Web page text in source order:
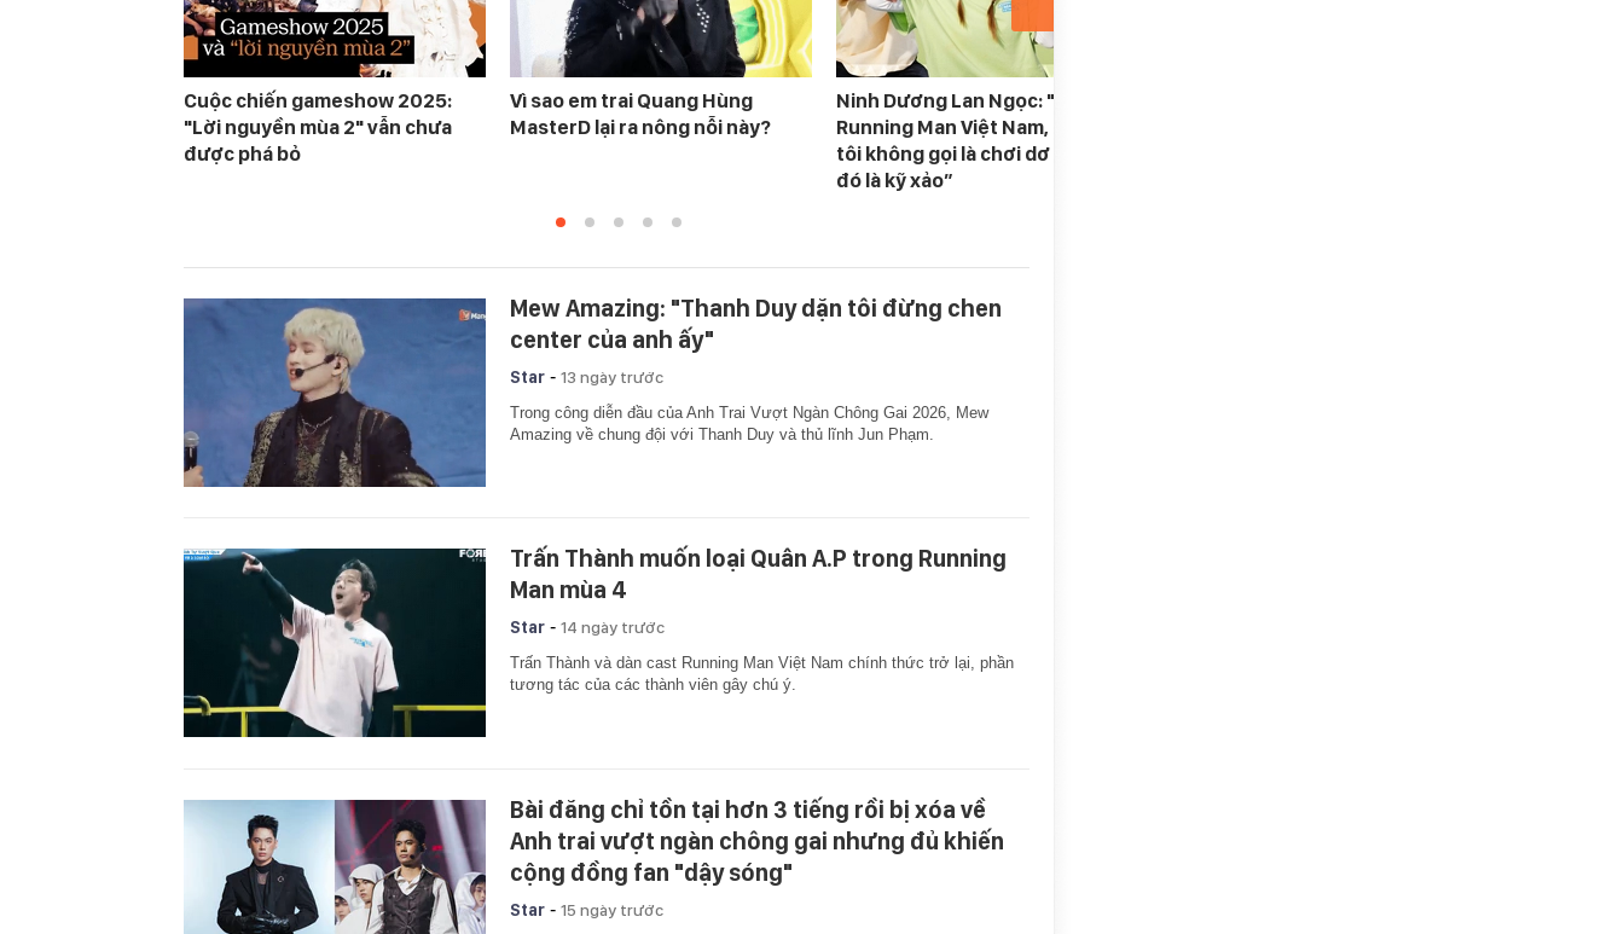
Cuộc chiến gameshow 2025:
"Lời nguyền mùa 2" vẫn chưa
được phá bỏ
Vì sao em trai Quang Hùng
MasterD lại ra nông nỗi này?
Ninh Dương Lan Ngọc: "Ở
Running Man Việt Nam, chúng
tôi không gọi là chơi dơ mà coi
đó là kỹ xảo”
Mew Amazing: "Thanh Duy dặn tôi đừng chen
center của anh ấy"
Star - 13 ngày trước
Trong công diễn đầu của Anh Trai Vượt Ngàn Chông Gai 2026, Mew
Amazing về chung đội với Thanh Duy và thủ lĩnh Jun Phạm.
Trấn Thành muốn loại Quân A.P trong Running
Man mùa 4
Star - 14 ngày trước
Trấn Thành và dàn cast Running Man Việt Nam chính thức trở lại, phần
tương tác của các thành viên gây chú ý.
Bài đăng chỉ tồn tại hơn 3 tiếng rồi bị xóa về
Anh trai vượt ngàn chông gai nhưng đủ khiến
cộng đồng fan "dậy sóng"
Star - 15 ngày trước